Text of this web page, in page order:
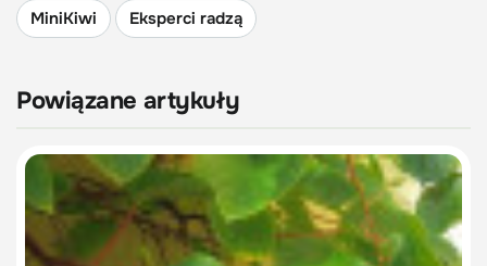
MiniKiwi Eksperci radzą
Powiązane artykuły